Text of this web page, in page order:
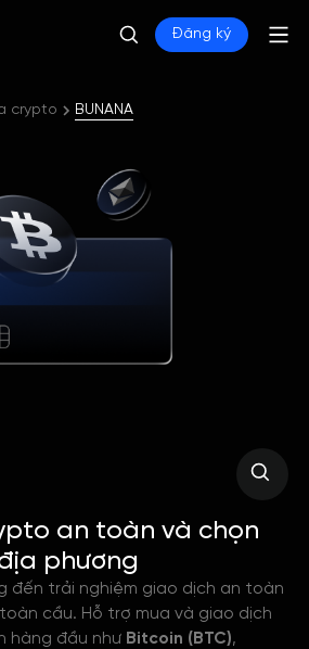
Đăng ký
crypto BUNANA
an toàn và chọn
phương
đến trải nghiệm giao dịch an toàn
cầu. Hỗ trợ mua và giao dịch
hàng đầu như Bitcoin (BTC),